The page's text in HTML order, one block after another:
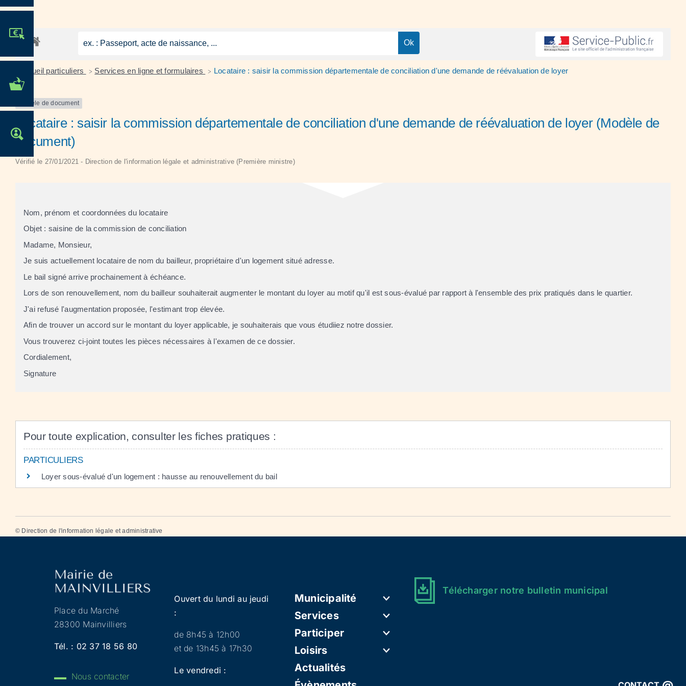
MES DÉMARCHES
Accueil particuliers > Services en ligne et formulaires > Locataire : saisir la commission départementale de conciliation d'une demande de réévaluation de loyer
Modèle de document
Locataire : saisir la commission départementale de conciliation d'une demande de réévaluation de loyer (Modèle de
document)
Vérifié le 27/01/2021 - Direction de l'information légale et administrative (Première ministre)
Nom, prénom et coordonnées du locataire
Objet : saisine de la commission de conciliation
Madame, Monsieur,
Je suis actuellement locataire de nom du bailleur, propriétaire d'un logement situéadresse.
Le bail signé arrive prochainement à échéance.
Lors de son renouvellement, nom du bailleur souhaiterait augmenter le montant du loyer au motif qu'il est sous-évalué par rapport à l'ensemble des prix pratiqués dans le quartier.
J'ai refusé l'augmentation proposée, l'estimant trop élevée.
Afin de trouver un accord sur le montant du loyer applicable, je souhaiterais que vous étudiiez notre dossier.
Vous trouverez ci-joint toutes les pièces nécessaires à l'examen de ce dossier.
Cordialement,
Signature
Pour toute explication, consulter les fiches pratiques :
PARTICULIERS
Loyer sous-évalué d'un logement : hausse au renouvellement du bail
© Direction de l'information légale et administrative
Place du Marché
28300 Mainvilliers
Tél. : 02 37 18 56 80
Nous contacter
Ouvert du lundi au jeudi
:
de 8h45 à 12h00
et de 13h45 à 17h30
Le vendredi :
Municipalité
Services
Participer
Loisirs
Actualités
Télécharger notre bulletin municipal